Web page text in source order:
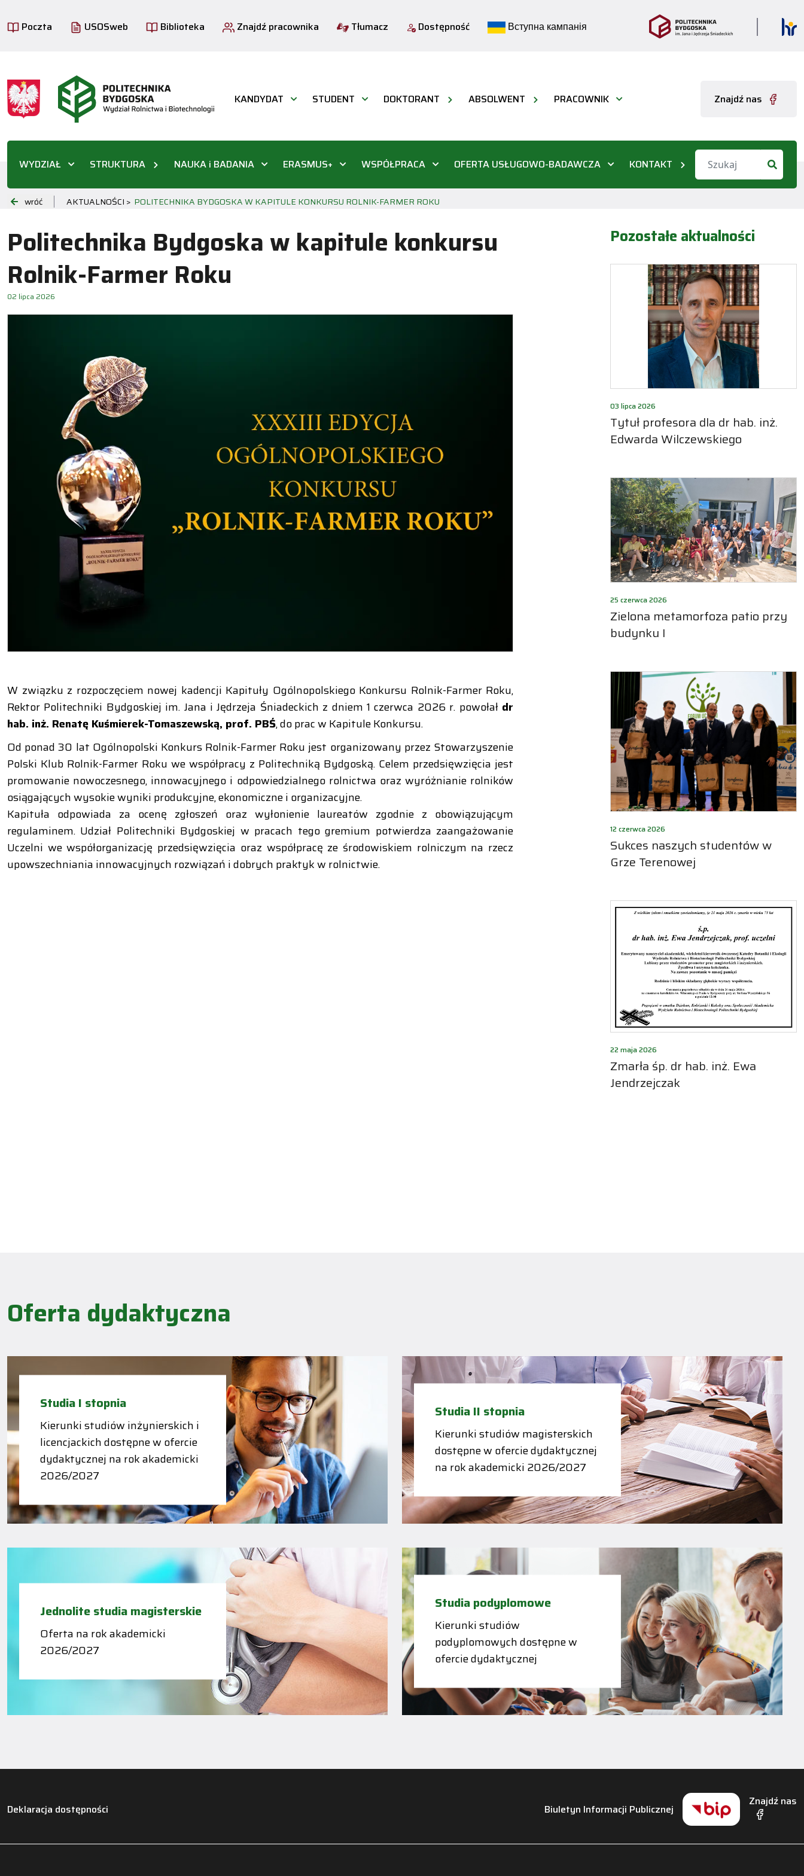
Poczta USOSweb Biblioteka Znajdź pracownika Tłumacz Dostępność Вступна кампанія
KANDYDAT STUDENT DOKTORANT ABSOLWENT PRACOWNIK Znajdź nas
WYDZIAŁ STRUKTURA NAUKA i BADANIA ERASMUS+ WSPÓŁPRACA OFERTA USŁUGOWO-BADAWCZA KONTAKT
wróć AKTUALNOŚCI > POLITECHNIKA BYDGOSKA W KAPITULE KONKURSU ROLNIK-FARMER ROKU
Politechnika Bydgoska w kapitule konkursu
Rolnik-Farmer Roku
02 lipca 2026
W związku z rozpoczęciem nowej kadencji Kapituły Ogólnopolskiego Konkursu Rolnik-Farmer Roku,
Rektor Politechniki Bydgoskiej im. Jana i Jędrzeja Śniadeckich z dniem 1 czerwca 2026 r. powołał dr
hab. inż. Renatę Kuśmierek-Tomaszewską, prof. PBŚ, do prac w Kapitule Konkursu.
Od ponad 30 lat Ogólnopolski Konkurs Rolnik-Farmer Roku jest organizowany przez Stowarzyszenie
Polski Klub Rolnik-Farmer Roku we współpracy z Politechniką Bydgoską. Celem przedsięwzięcia jest
promowanie nowoczesnego, innowacyjnego i odpowiedzialnego rolnictwa oraz wyróżnianie rolników
osiągających wysokie wyniki produkcyjne, ekonomiczne i organizacyjne.
Kapituła odpowiada za ocenę zgłoszeń oraz wyłonienie laureatów zgodnie z obowiązującym
regulaminem. Udział Politechniki Bydgoskiej w pracach tego gremium potwierdza zaangażowanie
Uczelni we współorganizację przedsięwzięcia oraz współpracę ze środowiskiem rolniczym na rzecz
upowszechniania innowacyjnych rozwiązań i dobrych praktyk w rolnictwie.
Pozostałe aktualności
03 lipca 2026
Tytuł profesora dla dr hab. inż.
Edwarda Wilczewskiego
25 czerwca 2026
Zielona metamorfoza patio przy
budynku I
12 czerwca 2026
Sukces naszych studentów w
Grze Terenowej
22 maja 2026
Zmarła śp. dr hab. inż. Ewa
Jendrzejczak
Oferta dydaktyczna
Studia I stopnia
Kierunki studiów inżynierskich i
licencjackich dostępne w ofercie
dydaktycznej na rok akademicki
2026/2027
Studia II stopnia
Kierunki studiów magisterskich
dostępne w ofercie dydaktycznej
na rok akademicki 2026/2027
Jednolite studia magisterskie
Oferta na rok akademicki
2026/2027
Studia podyplomowe
Kierunki studiów
podyplomowych dostępne w
ofercie dydaktycznej
Deklaracja dostępności Biuletyn Informacji Publicznej
Znajdź nas